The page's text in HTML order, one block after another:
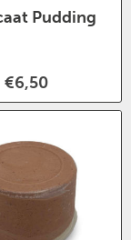
Pudding
€6,50